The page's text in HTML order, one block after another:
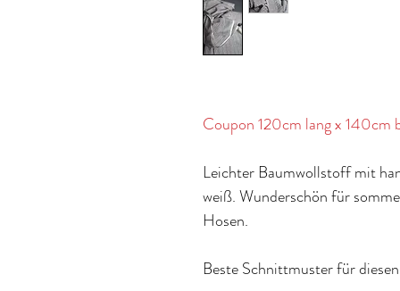
Coupon 120cm lang x 140cm
Leichter Baumwollstoff mit
weiß. Wunderschön für
Hosen.
Beste Schnittmuster für